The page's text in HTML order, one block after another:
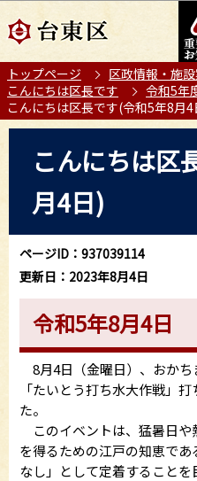
の
ー
ジ
の
このペー
トップページ 区政情報・施
こんにちは区長です
令和5年
こんにちは区長です(令和5年8月4
ら
こんにちは区
月4日)
ページID：937039114
更新日：2023年8月4日
令和5年8月4日
8月4日（金曜日）、おかち
「たいとう打ち水大作戦」
た。
このイベントは、猛暑日や
を得るための江戸の知恵で
なし」として定着することを